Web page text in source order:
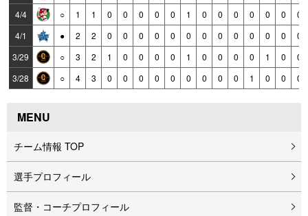
4/4
○ 1 1 0 0 0 0 0 1 0 0 0 0 0 0
0
4/1
● 2 2 0 0 0 0 0 0 0 0 0 0 0 0
0
3/29
○ 3 2 1 0 0 0 0 1 0 0 0 0 1 0
0
3/28
○ 4 3 0 0 0 0 0 0 0 0 0 1 0 0 0
MENU
チーム情報 TOP
選手プロフィール
監督・コーチプロフィール